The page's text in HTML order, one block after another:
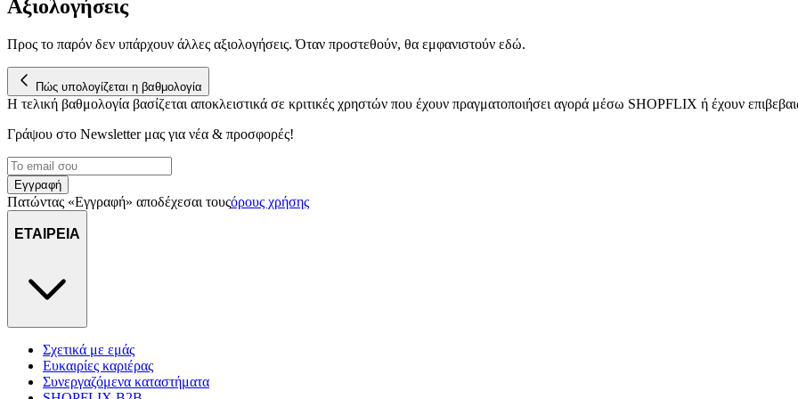
Αξιολογήσεις
Προς το παρόν δεν υπάρχουν άλλες αξιολογήσεις. Όταν προστεθούν, θα εμφανιστούν εδώ.
Πώς υπολογίζεται η βαθμολογία
Η τελική βαθμολογία βασίζεται αποκλειστικά σε κριτικές χρηστών που έχουν πραγματοποιήσει αγορά μέσω SHOPFLIX ή έχουν
Γράψου στο Νewsletter μας για νέα & προσφορές!
Εγγραφή
Πατώντας «Εγγραφή» αποδέχεσαι τουςόρους χρήσης
ΕΤΑΙΡΕΙΑ
Σχετικά με εμάς
Ευκαιρίες καριέρας
Συνεργαζόμενα καταστήματα